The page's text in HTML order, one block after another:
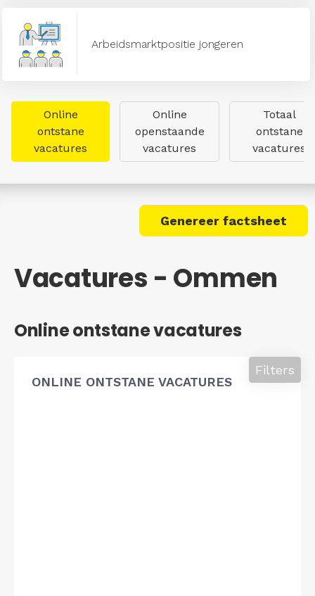
Arbeidsmarktpositie jongeren
Online
ontstane
vacatures
Online
openstaande
vacatures
Totaal
ontstane
vacatures
Genereer factsheet
Vacatures - Ommen
Online ontstane vacatures
ONLINE ONTSTANE VACATURES
Filters